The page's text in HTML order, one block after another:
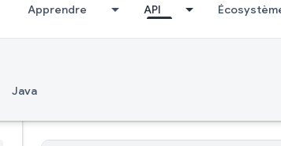
Apprendre API
Java